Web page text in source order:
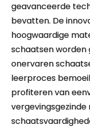
geavanceerde
bevatten. De
hoogwaardige
schaatsen worden
onervaren
leerproces
profiteren van